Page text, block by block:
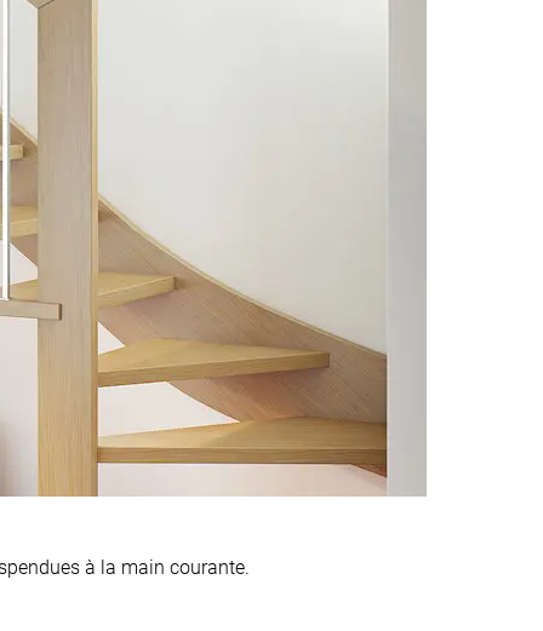
à la main courante.